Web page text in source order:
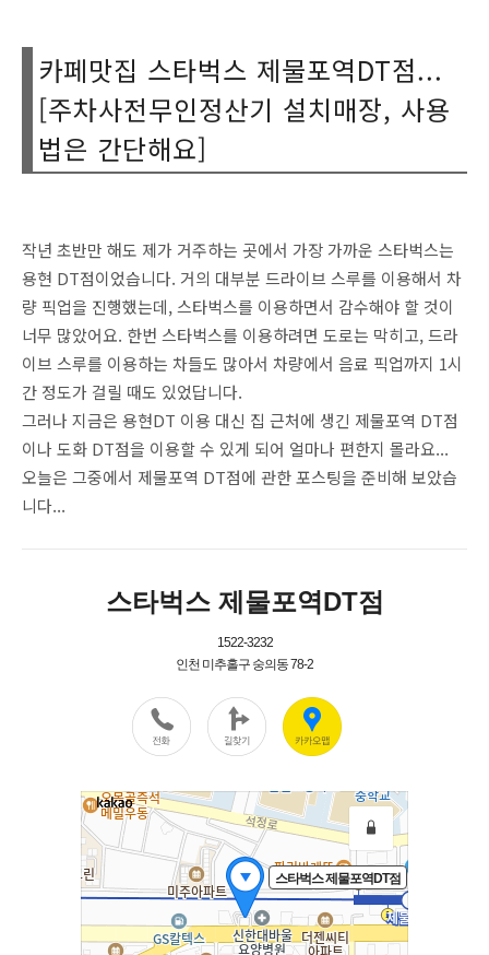
카페맛집 스타벅스 제물포역DT점...
[주차사전무인정산기 설치매장, 사용
법은 간단해요]
작년 초반만 해도 제가 거주하는 곳에서 가장 가까운 스타벅스는
용현 DT점이었습니다. 거의 대부분 드라이브 스루를 이용해서 차
량 픽업을 진행했는데, 스타벅스를 이용하면서 감수해야 할 것이
너무 많았어요. 한번 스타벅스를 이용하려면 도로는 막히고, 드라
이브 스루를 이용하는 차들도 많아서 차량에서 음료 픽업까지 1시
간 정도가 걸릴 때도 있었답니다.
그러나 지금은 용현DT 이용 대신 집 근처에 생긴 제물포역 DT점
이나 도화 DT점을 이용할 수 있게 되어 얼마나 편한지 몰라요...
오늘은 그중에서 제물포역 DT점에 관한 포스팅을 준비해 보았습
니다...